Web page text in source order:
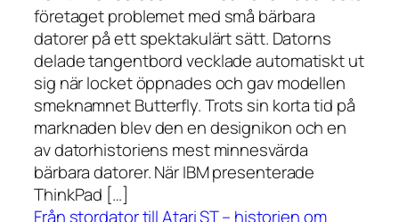
företaget problemet med små bärbara
datorer på ett spektakulärt sätt. Datorns
delade tangentbord vecklade automatiskt ut
sig när locket öppnades och gav modellen
smeknamnet Butterfly. Trots sin korta tid på
marknaden blev den en designikon och en
av datorhistoriens mest minnesvärda
bärbara datorer. När IBM presenterade
ThinkPad […]
Från stordator till Atari ST – historien om